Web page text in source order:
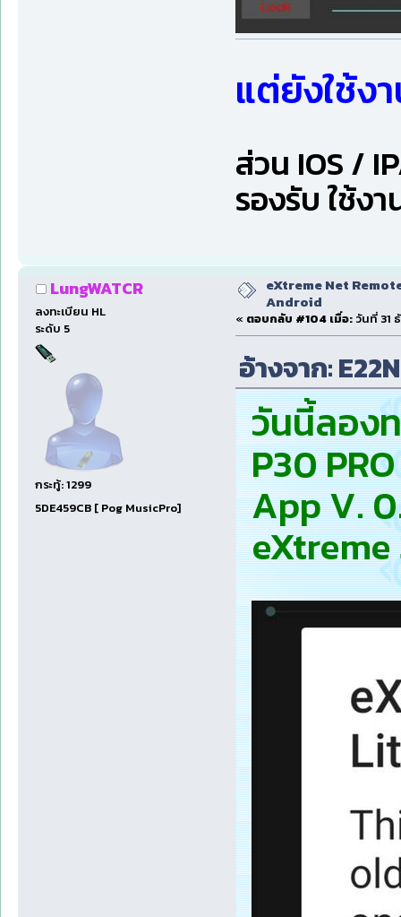
แต่ยังใช้ง
ส่วน IOS /
รองรับ ใช้งา
LungWATCR
ลงทะเบียน HL
ระดับ 5
กระทู้: 1299
5DE459CB [ Pog MusicPro]
eXtreme Net
Android
« ตอบกลับ #104 เมื่อ: วันที่ 31
อ้างจาก:
วันนี้ลอง
P30
App V.
eXtreme